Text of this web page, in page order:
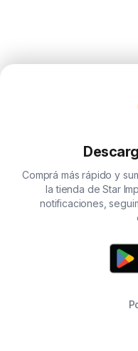
Comprá más rápido y
la tienda de Star
notificaciones,